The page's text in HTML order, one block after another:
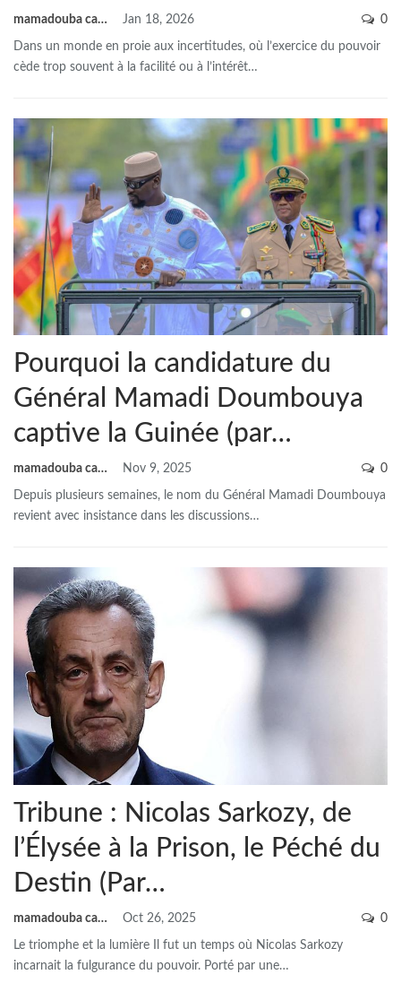
mamadouba camara Jan 18, 2026 0
Dans un monde en proie aux incertitudes, où l’exercice du pouvoir
cède trop souvent à la facilité ou à l’intérêt…
Pourquoi la candidature du
Général Mamadi Doumbouya
captive la Guinée (par…
mamadouba camara Nov 9, 2025 0
Depuis plusieurs semaines, le nom du Général Mamadi Doumbouya
revient avec insistance dans les discussions…
Tribune : Nicolas Sarkozy, de
l’Élysée à la Prison, le Péché du
Destin (Par…
mamadouba camara Oct 26, 2025 0
Le triomphe et la lumière
Il fut un temps où Nicolas Sarkozy
incarnait la fulgurance du pouvoir. Porté par une…